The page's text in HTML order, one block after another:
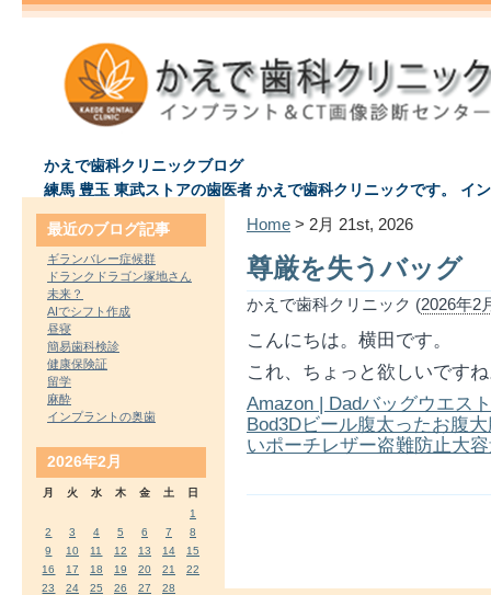
かえで歯科クリニックブログ
練馬 豊玉 東武ストアの歯医者 かえで歯科クリニックです。 イ
Home > 2月 21st, 2026
尊厳を失うバッグ
かえで歯科クリニック (2026年2
こんにちは。横田です。
これ、ちょっと欲しいです
Amazon | Dadバッグウエス
Bod3Dビール腹太ったお腹
いポーチレザー盗難防止大
最近のブログ記事
ギランバレー症候群
ドランクドラゴン塚地さん
未来？
AIでシフト作成
昼寝
簡易歯科検診
健康保険証
留学
麻酔
インプラントの奥歯
2026年2月
月 火 水 木 金 土
日
1
2
3 4 5 6 7
8
9
10 11 12 13 14
15
16
17 18 19 20 21
22
23
24 25 26 27 28